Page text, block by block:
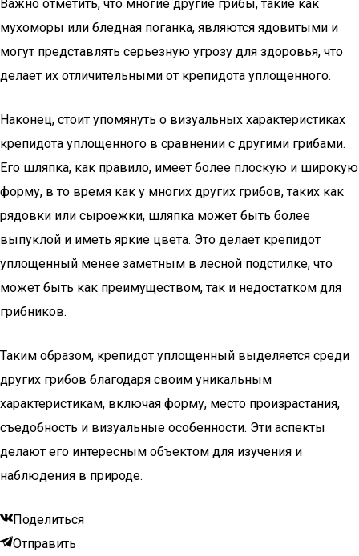
Важно отметить, что многие другие грибы, такие как
мухоморы или бледная поганка, являются ядовитыми и
могут представлять серьезную угрозу для здоровья, что
делает их отличительными от крепидота уплощенного.
Наконец, стоит упомянуть о визуальных характеристиках
крепидота уплощенного в сравнении с другими грибами.
Его шляпка, как правило, имеет более плоскую и широкую
форму, в то время как у многих других грибов, таких как
рядовки или сыроежки, шляпка может быть более
выпуклой и иметь яркие цвета. Это делает крепидот
уплощенный менее заметным в лесной подстилке, что
может быть как преимуществом, так и недостатком для
грибников.
Таким образом, крепидот уплощенный выделяется среди
других грибов благодаря своим уникальным
характеристикам, включая форму, место произрастания,
съедобность и визуальные особенности. Эти аспекты
делают его интересным объектом для изучения и
наблюдения в природе.
Поделиться
Отправить